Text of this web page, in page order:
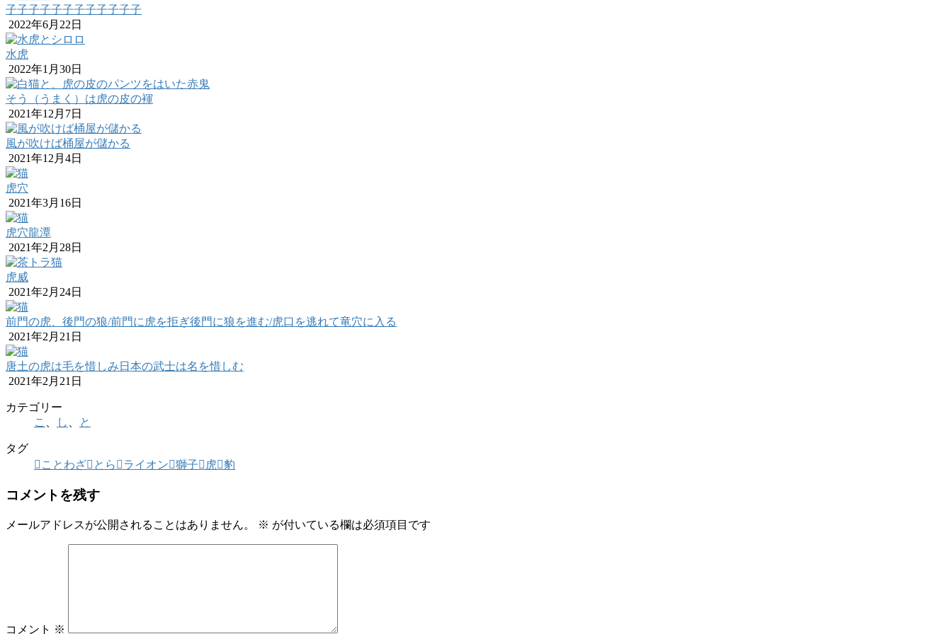
子子子子子子子子子子子子
2022年6月22日
水虎
2022年1月30日
そう（うまく）は虎の皮の褌
2021年12月7日
風が吹けば桶屋が儲かる
2021年12月4日
虎穴
2021年3月16日
虎穴龍潭
2021年2月28日
虎威
2021年2月24日
前門の虎、後門の狼/前門に虎を拒ぎ後門に狼を進む/虎口を逃れて竜穴に入る
2021年2月21日
唐土の虎は毛を惜しみ日本の武士は名を惜しむ
2021年2月21日
カテゴリー
こ
し と
タグ
ことわざ
とら ライオン 獅子 虎 豹
コメントを残す
メールアドレスが公開されることはありません。 ※ が付いている欄は必須項目です
コメント ※